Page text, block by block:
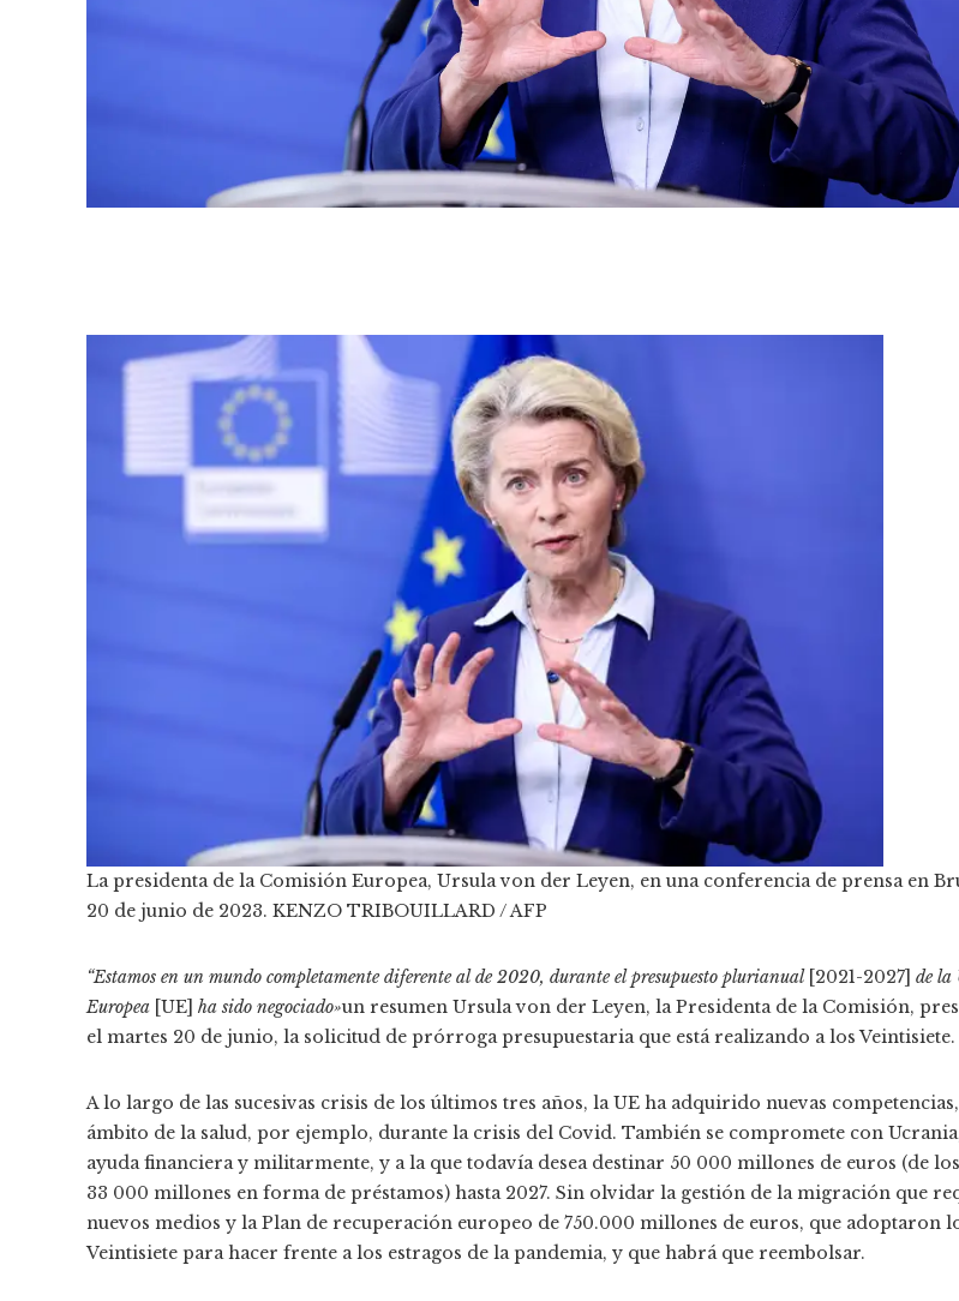
La presidenta de la Comisión Europea, Ursula von der Leyen, en una conferencia de prensa en
20 de junio de 2023. KENZO TRIBOUILLARD / AFP
“Estamos en un mundo completamente diferente al de 2020, durante el presupuesto plurianual[2021-2027] de la
Europea [UE] ha sido negociado»un resumen Ursula von der Leyen, la Presidenta de la Comisión,
el martes 20 de junio, la solicitud de prórroga presupuestaria que está realizando a los Veintisiete.
A lo largo de las sucesivas crisis de los últimos tres años, la UE ha adquirido nuevas
ámbito de la salud, por ejemplo, durante la crisis del Covid. También se compromete con
ayuda financiera y militarmente, y a la que todavía desea destinar 50 000 millones de euros (de
33 000 millones en forma de préstamos) hasta 2027. Sin olvidar la gestión de la migración que
nuevos medios y la Plan de recuperación europeo de 750.000 millones de euros, que adoptaron
Veintisiete para hacer frente a los estragos de la pandemia, y que habrá que reembolsar.